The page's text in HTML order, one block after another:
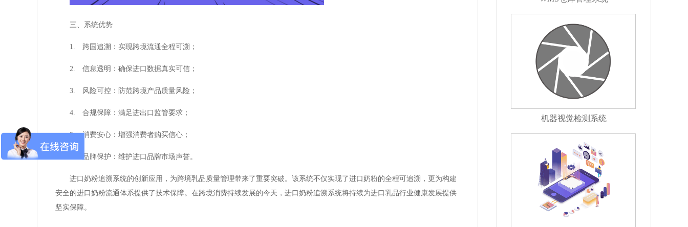
三、系统优势
1. 跨国追溯：实现跨境流通全程可溯；
2. 信息透明：确保进口数据真实可信；
3. 风险可控：防范跨境产品质量风险；
4. 合规保障：满足进出口监管要求；
5. 消费安心：增强消费者购买信心；
6. 品牌保护：维护进口品牌市场声誉。
进口奶粉追溯系统的创新应用，为跨境乳品质量管理带来了重要突破。该系统不仅实现了进口奶粉的全程可追溯，更为构建
安全的进口奶粉流通体系提供了技术保障。在跨境消费持续发展的今天，进口奶粉追溯系统将持续为进口乳品行业健康发展提供
坚实保障。
机器视觉检测系统